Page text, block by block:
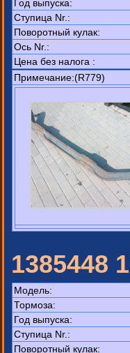
Год выпуска:
Ступица Nr.:
Поворотный кулак:
Ось Nr.:
Цена без налога :
Примечание:(R779)
1385448
Модель:
Тормоза:
Год выпуска:
Ступица Nr.:
Поворотный кулак: